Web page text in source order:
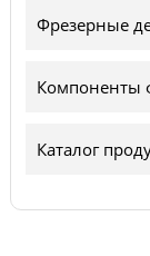
Фрезерные
Компоненты
Каталог